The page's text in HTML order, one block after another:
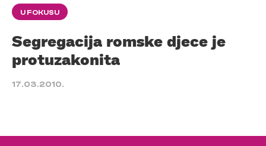
U FOKUSU
Segregacija romske djece je
protuzakonita
17.03.2010.